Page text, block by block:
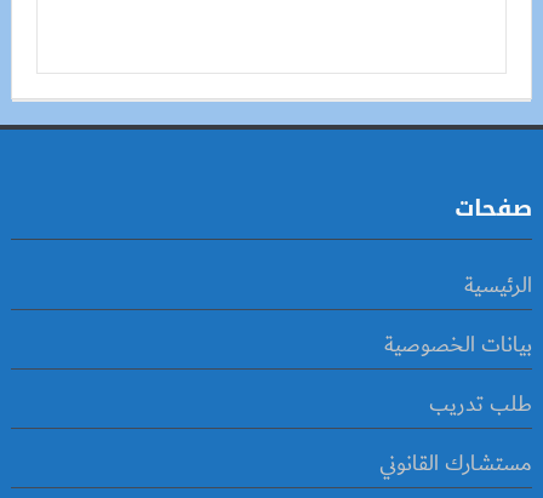
صفحات
الرئيسية
بيانات الخصوصية
طلب تدريب
مستشارك القانوني